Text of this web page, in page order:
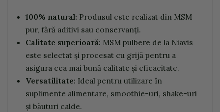
100% natural: Produsul este realizat din MSM
pur, fără aditivi sau conservanți.
Calitate superioară: MSM pulbere de la Niavis
este selectat și procesat cu grijă pentru a
asigura cea mai bună calitate și eficacitate.
Versatilitate: Ideal pentru utilizare în
suplimente alimentare, smoothie-uri, shake-uri
și băuturi calde.